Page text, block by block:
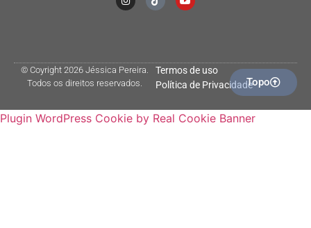
© Coyright 2026 Jéssica Pereira.
Todos os direitos reservados.
Termos de uso
Política de PrivacidadeTopo
Plugin WordPress Cookie by Real Cookie Banner